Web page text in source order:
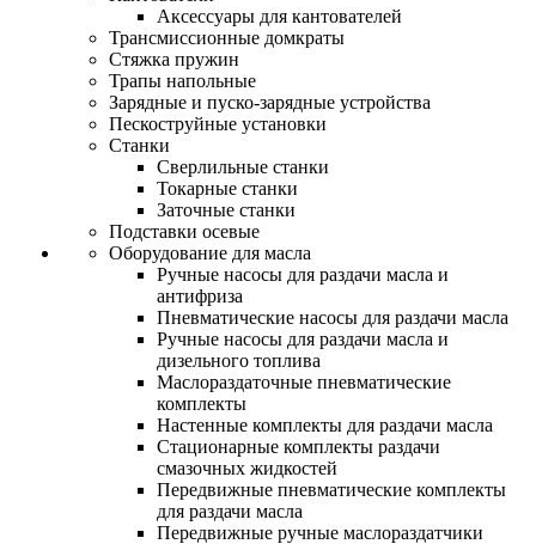
Аксессуары для кантователей
Трансмиссионные домкраты
Стяжка пружин
Трапы напольные
Зарядные и пуско-зарядные устройства
Пескоструйные установки
Станки
Сверлильные станки
Токарные станки
Заточные станки
Подставки осевые
Оборудование для масла
Ручные насосы для раздачи масла и
антифриза
Пневматические насосы для раздачи масла
Ручные насосы для раздачи масла и
дизельного топлива
Маслораздаточные пневматические
комплекты
Настенные комплекты для раздачи масла
Стационарные комплекты раздачи
смазочных жидкостей
Передвижные пневматические комплекты
для раздачи масла
Передвижные ручные маслораздатчики